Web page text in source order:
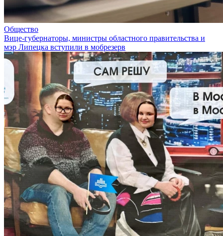
Общество
Вице-губернаторы, министры областного правительства и
мэр Липецка вступили в мобрезерв